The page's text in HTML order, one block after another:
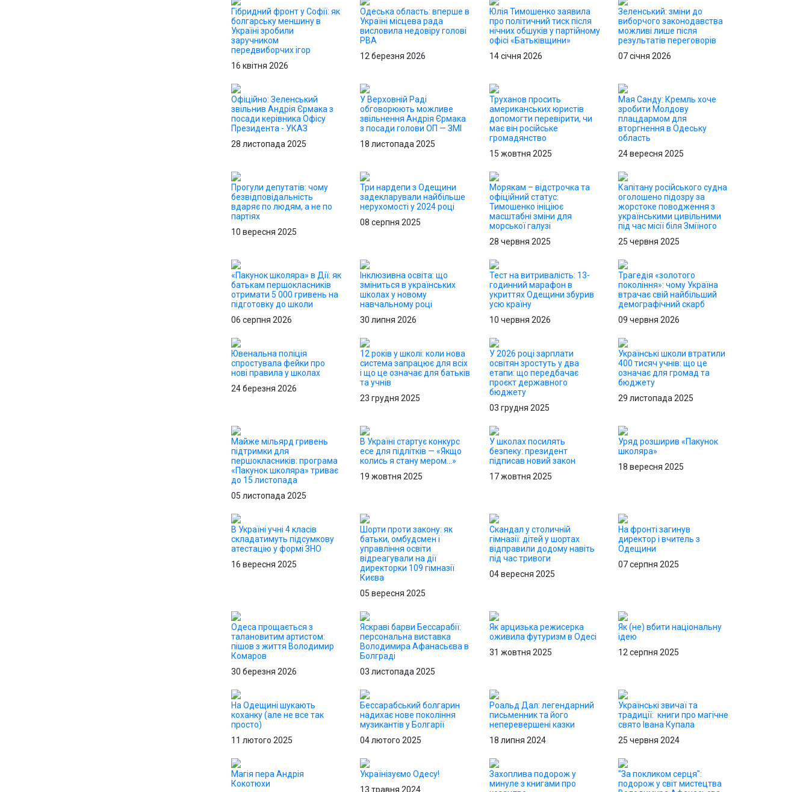
Гібридний фронт у Софії: як
болгарську меншину в
Україні зробили
заручником
передвиборчих ігор
16 квітня 2026
Одеська область: вперше в
Україні місцева рада
висловила недовіру голові
РВА
12 березня 2026
Юлія Тимошенко заявила
про політичний тиск після
нічних обшуків у партійному
офісі «Батьківщини»
14 січня 2026
Зеленський: зміни до
виборчого законодавства
можливі лише після
результатів переговорів
07 січня 2026
Офіційно: Зеленський
звільнив Андрія Єрмака з
посади керівника Офісу
Президента - УКАЗ
28 листопада 2025
У Верховній Раді
обговорюють можливе
звільнення Андрія Єрмака
з посади голови ОП — ЗМІ
18 листопада 2025
Труханов просить
американських юристів
допомогти перевірити, чи
має він російське
громадянство
15 жовтня 2025
Мая Санду: Кремль хоче
зробити Молдову
плацдармом для
вторгнення в Одеську
область
24 вересня 2025
Прогули депутатів: чому
безвідповідальність
вдаряє по людям, а не по
партіях
10 вересня 2025
Три нардепи з Одещини
задекларували найбільше
нерухомості у 2024 році
08 серпня 2025
Морякам – відстрочка та
офіційний статус:
Тимошенко ініціює
масштабні зміни для
морської галузі
28 червня 2025
Капітану російського судна
оголошено підозру за
жорстоке поводження з
українськими цивільними
під час місії біля Зміїного
25 червня 2025
«Пакунок школяра» в Дії: як
батькам першокласників
отримати 5 000 гривень на
підготовку до школи
06 серпня 2026
Інклюзивна освіта: що
зміниться в українських
школах у новому
навчальному році
30 липня 2026
Тест на витривалість: 13-
годинний марафон в
укриттях Одещини збурив
усю країну
10 червня 2026
Трагедія «золотого
покоління»: чому Україна
втрачає свій найбільший
демографічний скарб
09 червня 2026
Ювенальна поліція
спростувала фейки про
нові правила у школах
24 березня 2026
12 років у школі: коли нова
система запрацює для всіх
і що це означає для батьків
та учнів
23 грудня 2025
У 2026 році зарплати
освітян зростуть у два
етапи: що передбачає
проєкт державного
бюджету
03 грудня 2025
Українські школи втратили
400 тисяч учнів: що це
означає для громад та
бюджету
29 листопада 2025
Майже мільярд гривень
підтримки для
першокласників: програма
«Пакунок школяра» триває
до 15 листопада
05 листопада 2025
В Україні стартує конкурс
есе для підлітків — «Якщо
колись я стану мером…»
19 жовтня 2025
У школах посилять
безпеку: президент
підписав новий закон
17 жовтня 2025
Уряд розширив «Пакунок
школяра»
18 вересня 2025
В Україні учні 4 класів
складатимуть підсумкову
атестацію у формі ЗНО
16 вересня 2025
Шорти проти закону: як
батьки, омбудсмен і
управління освіти
відреагували на дії
директорки 109 гімназії
Києва
05 вересня 2025
Скандал у столичній
гімназії: дітей у шортах
відправили додому навіть
під час тривоги
04 вересня 2025
На фронті загинув
директор і вчитель з
Одещини
07 серпня 2025
Одеса прощається з
талановитим артистом:
пішов з життя Володимир
Комаров
30 березня 2026
Яскраві барви Бессарабії:
персональна виставка
Володимира Афанасьєва в
Болграді
03 листопада 2025
Як арцизька режисерка
оживила футуризм в Одесі
31 жовтня 2025
Як (не) вбити національну
ідею
12 серпня 2025
На Одещині шукають
коханку (але не все так
просто)
11 лютого 2025
Бессарабський болгарин
надихає нове покоління
музикантів у Болгарії
04 лютого 2025
Роальд Дал: легендарний
письменник та його
неперевершені казки
18 липня 2024
Українські звичаї та
традиції: книги про магічне
свято Івана Купала
25 червня 2024
Магія пера Андрія
Кокотюхи
Українізуємо Одесу!
13 травня 2024
Захоплива подорож у
минуле з книгами про
"За покликом серця":
подорож у світ мистецтва